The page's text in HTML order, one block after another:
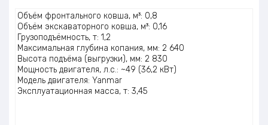
Оценка
5.00из 5
Объём фронтального ковша, м³: 0,8
Объём экскаваторного ковша, м³: 0,16
Грузоподъёмность, т: 1,2
Максимальная глубина копания, мм: 2 640
Высота подъёма (выгрузки), мм: 2 830
Мощность двигателя, л.с.: ~49 (36,2 кВт)
Модель двигателя: Yanmar
Эксплуатационная масса, т: 3,45